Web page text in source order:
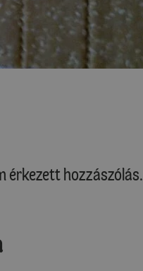
érkezett hozzászólás.